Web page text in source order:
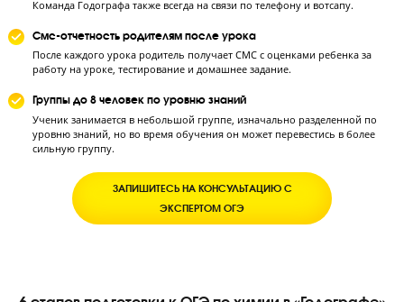
Контроль процесса обучения – залог 80+
ОГЭ по химии
Каждый месяц пробный ОГЭ
Родители и ученик видят динамику роста благодаря ежемесячным
ОГЭ. Мы вовремя выявляем пробелыв предмете, чтобы
обучение.
Педагог на связи с учениками 24/7
Педагог поддерживает и отвечает на вопросы в чате группы 24/7.
После каждого урока родитель получает СМС с оценками ребенка